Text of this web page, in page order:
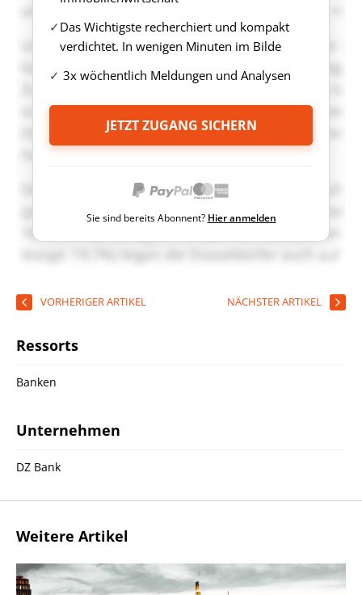
Das Wichtigste recherchiert und kompakt
verdichtet. In wenigen Minuten im Bilde
3x wöchentlich Meldungen und Analysen
JETZT ZUGANG SICHERN
Sie sind bereits Abonnent? Hier anmelden
VORHERIGER ARTIKEL NÄCHSTER ARTIKEL
Ressorts
Banken
Unternehmen
DZ Bank
Weitere Artikel